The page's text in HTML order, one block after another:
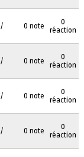
/ 0 note
0
réaction
/ 0 note
0
réaction
/ 0 note
0
réaction
/ 0 note
0
réaction